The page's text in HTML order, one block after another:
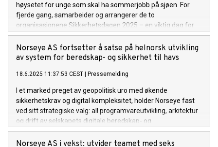
høysetet for unge som skal ha sommerjobb på sjøen. For
fjerde gang, samarbeider og arrangerer de to
organisasjonene Sikkerhetsdagen 2025 – en viktig dag for
ungdom mellom 12 og 25 år som deltar i
Ungdomsfiskeordningen i Møre og Romsdal og skal prøve
seg som fisker.
Norseye AS fortsetter å satse på helnorsk utvikling
av system for beredskap- og sikkerhet til havs
18.6.2025 11:37:53 CEST Pressemelding
I et marked preget av geopolitisk uro med økende
sikkerhetskrav og digital kompleksitet, holder Norseye fast
ved sitt strategiske valg: all programvareutvikling, arkitektur
og drift av selskapets digitale beredskap- og
sikkerhetsstyringssystem skjer med norske utviklere i Norge.
Selskapets toppmoderne havovervåkning- og
Norseye AS i vekst: utvider teamet med seks